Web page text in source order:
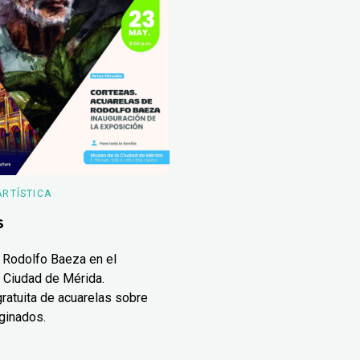
Baeza en el
de Mérida.
de acuarelas sobre